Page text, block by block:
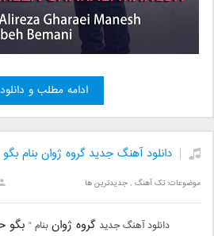
ادامه مطلب و دانلود
دانلود آهنگ جدید گروه ژوان بنام
موضوعات:تک آهنگ ,جدیدترین ها
دانلود آهنگ جدید گروه ژوانبنام “ بگو